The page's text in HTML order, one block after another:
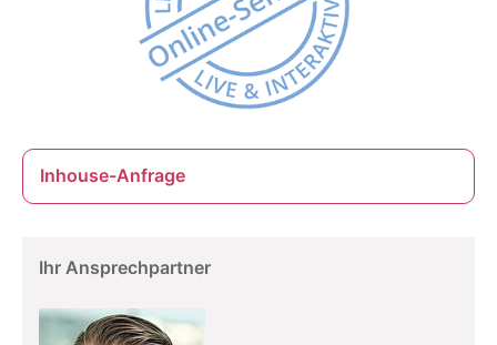
Inhouse-Anfrage
Ihr Ansprechpartner